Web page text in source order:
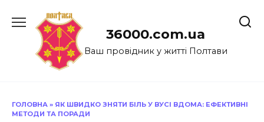
до
36000.com.ua
Ваш провідник у житті Полтави
ГОЛОВНА » ЯК ШВИДКО ЗНЯТИ БІЛЬ У ВУСІ ВДОМА: ЕФЕКТИВНІ
МЕТОДИ ТА ПОРАДИ